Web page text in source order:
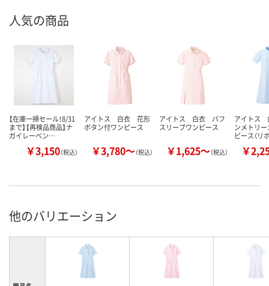
人気の商品
【在庫一掃セール！8/31
まで】【再検品商品】ナ
ガイレーベン…
￥3,150（税込）
アイトス 白衣 花形
ボタン付ワンピース
￥3,780～（税込）
アイトス 白衣 パフ
スリーブワンピース
￥1,625～（税込）
アイトス
ンメトリ
ピース（
￥
他のバリエーション